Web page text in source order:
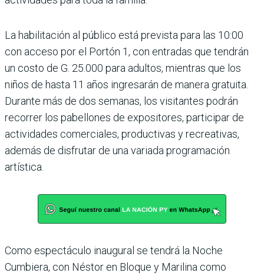
La habilitación al público está prevista para las 10:00
con acceso por el Portón 1, con entradas que tendrán
un costo de G. 25.000 para adul­tos, mientras que los
niños de hasta 11 años ingresarán de manera gratuita.
Durante más de dos semanas, los visi­tantes podrán
recorrer los pabellones de expositores, participar de
actividades comerciales, productivas y recreativas,
además de dis­frutar de una variada progra­mación
artística.
Como espectáculo inaugural se tendrá la Noche
Cumbiera, con Néstor en Bloque y Mari­lina como